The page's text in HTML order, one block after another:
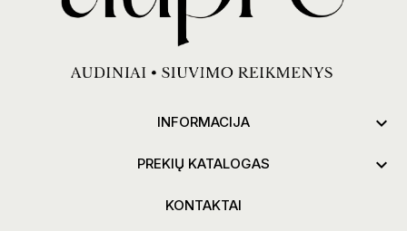
INFORMACIJA 
PREKIŲ KATALOGAS 
KONTAKTAI